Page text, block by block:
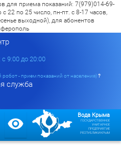
для приема показаний: 7(979)014-69-
22 по 25 число, пн-пт. с 8-17 часов,
выходной), для абонентов
9:00 до 20:00
- прием показаний от населения)?
служба
Вода Крыма
ГОСУДАРСТВЕННОЕ
УНИТАРНОЕ
ПРЕДПРИЯТИЕ
РЕСПУБЛИКИ КРЫМ